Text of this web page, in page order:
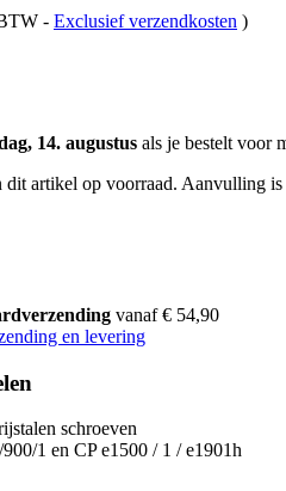
- Exclusief verzendkosten )
14. augustus als je bestelt voor
dit artikel op voorraad. Aanvulling
vanaf € 54,90
en levering
schroeven
1 en CP e1500 / 1 / e1901h